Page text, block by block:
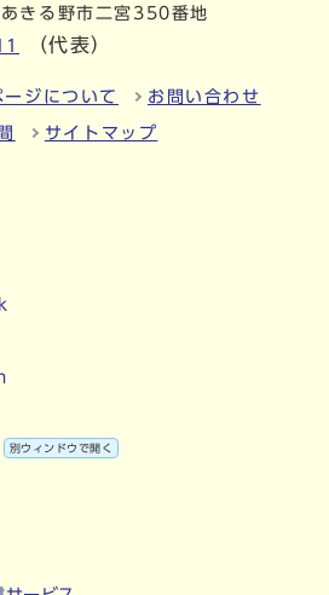
きる野市二宮350番地
（代表）
ジについて お問い合わせ
サイトマップ
別ウィンドウで開く